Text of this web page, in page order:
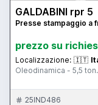
GALDABINI rpr 5
Presse stampaggio a
prezzo su
Localizzazione: 🇮🇹
Oleodinamica - 5,5 ton.
25IND486